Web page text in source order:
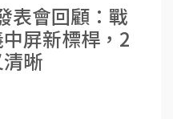
表會回顧：戰
屏新標桿，2
晰